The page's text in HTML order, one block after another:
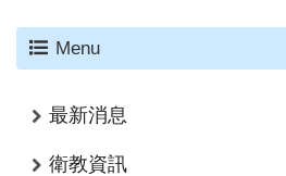
Menu
最新消息
衛教資訊